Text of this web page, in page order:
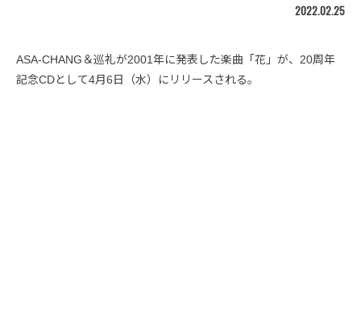
2022.02.25
ASA-CHANG＆巡礼が2001年に発表した楽曲「花」が、20周年
記念CDとして4月6日（水）にリリースされる。